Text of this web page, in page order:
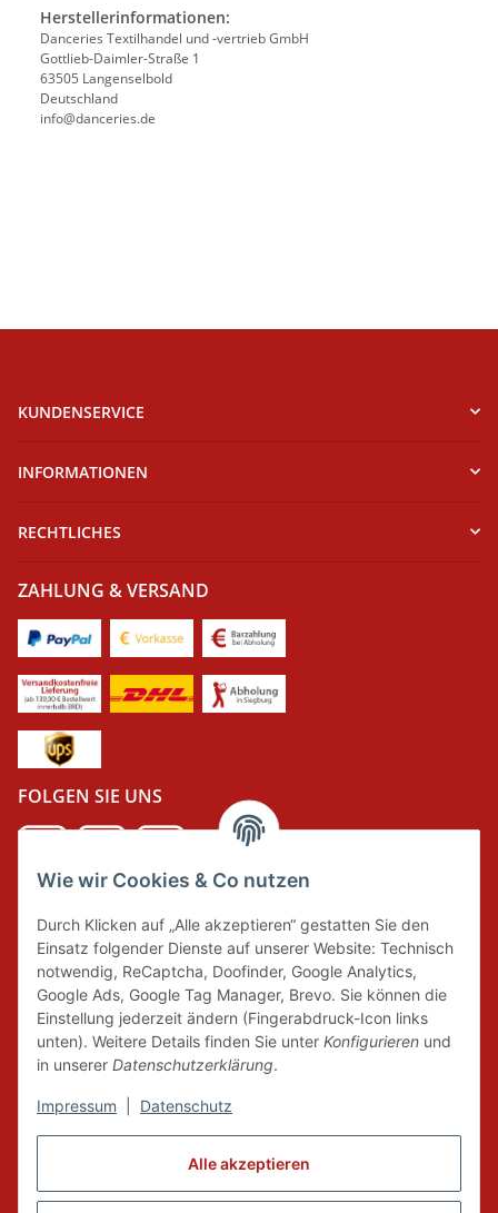
Alle akzeptieren
Wie wir Cookies & Co nutzen
Durch Klicken auf „Alle akzeptieren“ gestatten Sie den
Einsatz folgender Dienste auf unserer Website: Technisch
notwendig, ReCaptcha, Doofinder, Google Analytics,
Google Ads, Google Tag Manager, Brevo. Sie können die
Einstellung jederzeit ändern (Fingerabdruck-Icon links
unten). Weitere Details finden Sie unter Konfigurieren und
in unserer Datenschutzerklärung.
Impressum Datenschutz
Herstellerinformationen:
Danceries Textilhandel und -vertrieb GmbH
Gottlieb-Daimler-Straße 1
63505 Langenselbold
Deutschland
info@danceries.de
KUNDENSERVICE
INFORMATIONEN
RECHTLICHES
ZAHLUNG & VERSAND
FOLGEN SIE UNS
Wir tragen Verantwortung und erfüllen unsere
Pflichten zur Systembeteiligung nach dem
Verpackungsgesetz.
FAIRCOMMERCE
Wir sind seit 04.12.2015 Mitglied der Initiative